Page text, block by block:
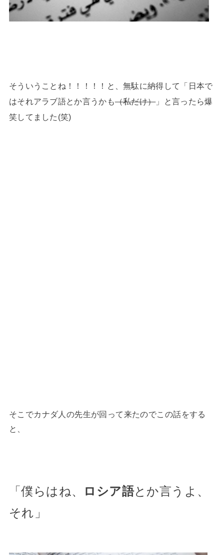
そういうことね！！！！！と、無駄に納得して「日本で
はそれアラブ語とか言うかも（私だけ）」と言ったら爆
笑してました(笑)
そこでカナダ人の先生が回って来たのでこの話をする
と、
「僕らはね、 ロシア語とか言うよ、
それ」